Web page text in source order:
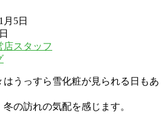
月5日
店スタッフ
うっすら雪化粧が見られる日もあ
の訪れの気配を感じます。